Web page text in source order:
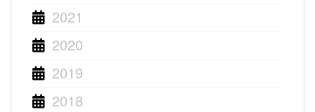
2021
2020
2019
2018